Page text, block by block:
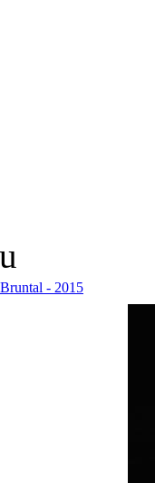
- 2015